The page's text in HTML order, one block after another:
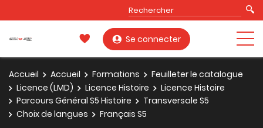
Se connecter
Accueil Accueil Formations
Feuilleter le catalogue
Licence (LMD)
Licence Histoire
Licence Histoire
Parcours Général S5 Histoire
Transversale S5
Choix de langues
Français S5